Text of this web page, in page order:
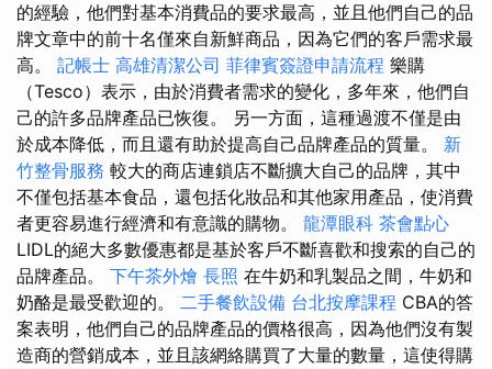
的經驗，他們對基本消費品的要求最高，並且他們自己的品
牌文章中的前十名僅來自新鮮商品，因為它們的客戶需求最
高。 記帳士 高雄清潔公司 菲律賓簽證申請流程 樂購
（Tesco）表示，由於消費者需求的變化，多年來，他們自
己的許多品牌產品已恢復。 另一方面，這種過渡不僅是由
於成本降低，而且還有助於提高自己品牌產品的質量。 新
竹整骨服務 較大的商店連鎖店不斷擴大自己的品牌，其中
不僅包括基本食品，還包括化妝品和其他家用產品，使消費
者更容易進行經濟和有意識的購物。 龍潭眼科 茶會點心
LIDL的絕大多數優惠都是基於客戶不斷喜歡和搜索的自己的
品牌產品。 下午茶外燴 長照 在牛奶和乳製品之間，牛奶和
奶酪是最受歡迎的。 二手餐飲設備 台北按摩課程 CBA的答
案表明，他們自己的品牌產品的價格很高，因為他們沒有製
造商的營銷成本，並且該網絡購買了大量的數量，這使得購